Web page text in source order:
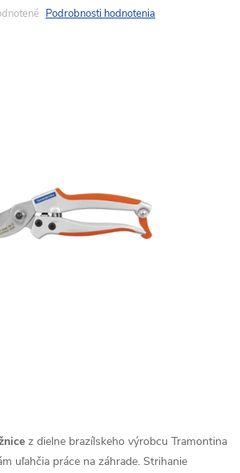
Podrobnosti hodnotenia
z dielne brazílskeho výrobcu Tramontina
uľahčia práce na záhrade. Strihanie